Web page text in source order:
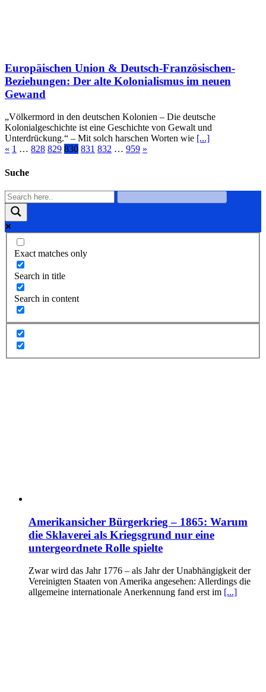
Europäischen Union & Deutsch-Französischen-
Beziehungen: Der alte Kolonialismus im neuen
Gewand
„Völkermord in den deutschen Kolonien – Die deutsche
Kolonialgeschichte ist eine Geschichte von Gewalt und
Unterdrückung.“ – Mit solch harschen Worten wie [...]
« 1 … 828 829 830 831 832 … 959 »
Suche
Exact matches only
Search in title
Search in content
Amerikansicher Bürgerkrieg – 1865: Warum
die Sklaverei als Kriegsgrund nur eine
untergeordnete Rolle spielte
Zwar wird das Jahr 1776 – als Jahr der Unabhängigkeit der
Vereinigten Staaten von Amerika angesehen: Allerdings die
allgemeine internationale Anerkennung fand erst im [...]